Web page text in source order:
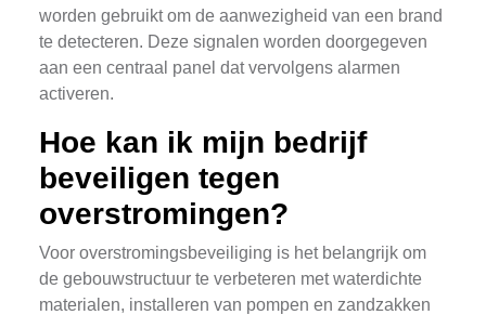
worden gebruikt om de aanwezigheid van een brand
te detecteren. Deze signalen worden doorgegeven
aan een centraal panel dat vervolgens alarmen
activeren.
Hoe kan ik mijn bedrijf
beveiligen tegen
overstromingen?
Voor overstromingsbeveiliging is het belangrijk om
de gebouwstructuur te verbeteren met waterdichte
materialen, installeren van pompen en zandzakken